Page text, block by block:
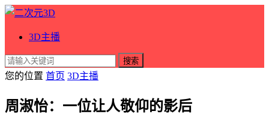
3D主播
搜索
您的位置 首页 3D主播
周淑怡：一位让人敬仰的影后